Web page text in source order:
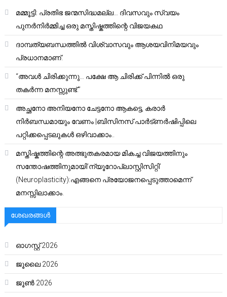
മമ്മൂട്ടി: പ്രതിഭ ജന്മസിദ്ധമല്ല… ദിവസവും സ്വയം
പുനർനിർമ്മിച്ച ഒരു മസ്തിഷ്കത്തിന്റെ വിജയകഥ
ദാമ്പത്യബന്ധത്തിൽ വിശ്വാസവും ആശയവിനിമയവും
പ്രധാനമാണ്.
“അവൾ ചിരിക്കുന്നു… പക്ഷേ ആ ചിരിക്ക് പിന്നിൽ ഒരു
തകർന്ന മനസ്സുണ്ട്.”
അച്ഛനോ അനിയനോ ചേട്ടനോ ആകട്ടെ, കരാർ
നിർബന്ധമായും വേണം |ബിസിനസ് പാർട്ണർഷിപ്പിലെ
പറ്റിക്കപ്പെടലുകൾ ഒഴിവാക്കാം..
മസ്തിഷ്കത്തിന്റെ അത്ഭുതകരമായ മികച്ച വിജയത്തിനും
സന്തോഷത്തിനുമായി’ന്യൂറോപ്ലാസ്റ്റിസിറ്റി’
(Neuroplasticity):എങ്ങനെ പ്രയോജനപ്പെടുത്താമെന്ന്
മനസ്സിലാക്കാം.
ശേഖരങ്ങൾ
ഓഗസ്റ്റ്‌ 2026
ജൂലൈ 2026
ജൂൺ 2026